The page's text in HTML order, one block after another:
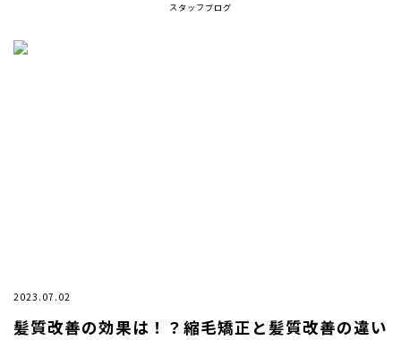
スタッフブログ
2023.07.02
髪質改善の効果は！？縮毛矯正と髪質改善の違い